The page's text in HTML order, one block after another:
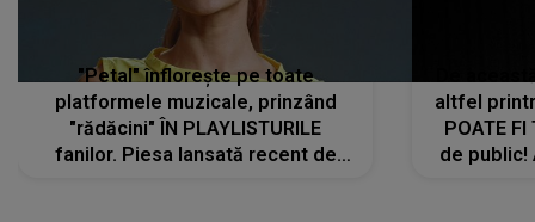
"Petal" înflorește pe toate
platformele muzicale, prinzând
"rădăcini" ÎN PLAYLISTURILE
fanilor. Piesa lansată recent de
altfel
POATE FI
de public!